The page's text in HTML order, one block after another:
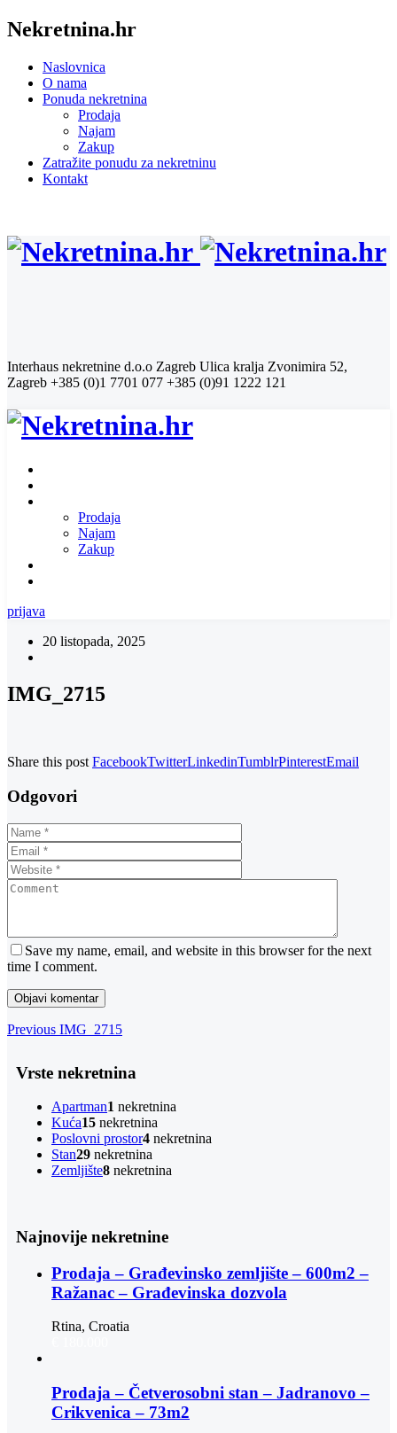
Nekretnina.hr
Naslovnica
O nama
Ponuda nekretnina
Prodaja
Najam
Zakup
Zatražite ponudu za nekretninu
Kontakt
Interhaus nekretnine d.o.o Zagreb Ulica kralja Zvonimira 52,
Zagreb +385 (0)1 7701 077 +385 (0)91 1222 121
Prodaja
Najam
Zakup
prijava
20 listopada, 2025
IMG_2715
Share this post FacebookTwitterLinkedinTumblrPinterestEmail
Odgovori
Save my name, email, and website in this browser for the next
time I comment.
Navigacija
Previous
Previous IMG_2715
Vrste nekretnina
Apartman1 nekretnina
Kuća15 nekretnina
Poslovni prostor4 nekretnina
Stan29 nekretnina
Zemljište8 nekretnina
Najnovije nekretnine
Prodaja – Građevinsko zemljište – 600m2 –
Ražanac – Građevinska dozvola
Rtina, Croatia
Prodaja – Četverosobni stan – Jadranovo –
Crikvenica – 73m2